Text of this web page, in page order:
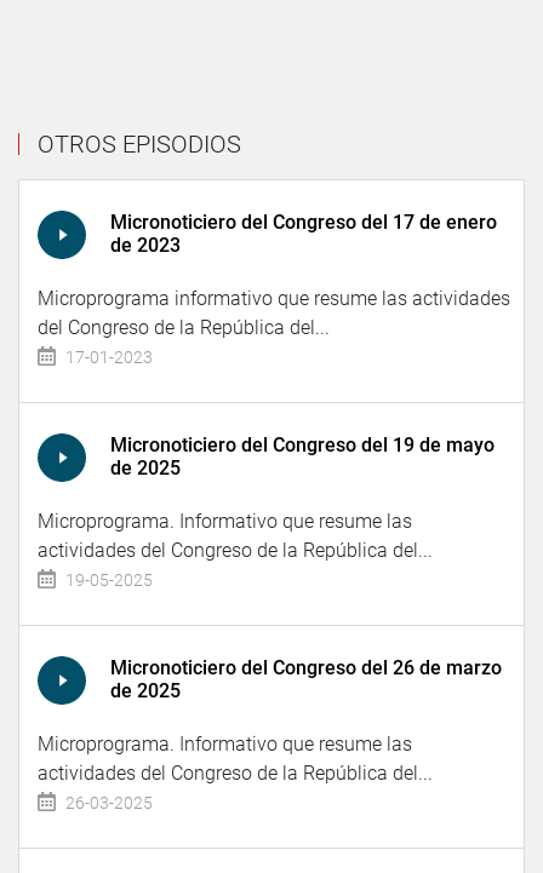
OTROS EPISODIOS
Micronoticiero del Congreso del 17 de enero
de 2023
Microprograma informativo que resume las actividades
del Congreso de la República del...
17-01-2023
Micronoticiero del Congreso del 19 de mayo
de 2025
Microprograma. Informativo que resume las
actividades del Congreso de la República del...
19-05-2025
Micronoticiero del Congreso del 26 de marzo
de 2025
Microprograma. Informativo que resume las
actividades del Congreso de la República del...
26-03-2025